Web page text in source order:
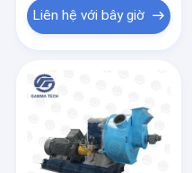
Liên hệ với bây giờ